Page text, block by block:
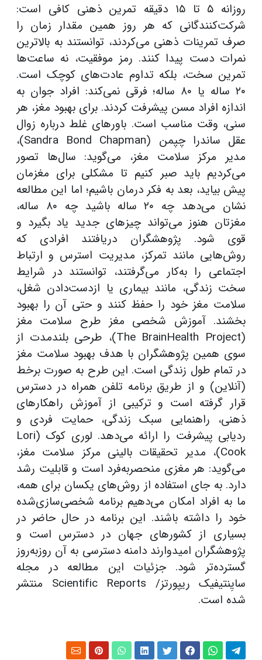
روزانه ۵ تا ۱۵ دقیقه تمرین ذهنی کافی است:
شرکت‌کنندگانی که هر روز همین مقدار زمان را
صرف تمرینات ذهنی می‌کردند، توانستند به بالاترین
نمرات دست پیدا کنند. رمز موفقیت، نه ساعت‌ها
تمرین سخت، بلکه تداوم عادت‌های کوچک است.
۲۰ ساله یا ۸۰ ساله؛ فرقی نمی‌کند: افراد جوان به
اندازه افراد مسن پیشرفت کردند. برای بهبود مغز، هر
سنی، وقت مناسب است. باورهای غلط درباره زوال
عقل ساندرا چپمن (Sandra Bond Chapman)،
مدیر مرکز سلامت مغز، می‌گوید: سال‌ها تصور
می‌کردیم باید صبر کنیم تا مشکلی برای مغزمان
پیش بیاید، بعد به فکر درمان باشیم؛ اما این مطالعه
نشان می‌دهد چه ۲۰ ساله باشید چه ۸۰ ساله،
مغزتان هنوز می‌تواند چیزهای جدید یاد بگیرد و
قوی شود. پژوهشگران دریافتند افرادی که
روش‌هایی مانند تمرکز، مدیریت استرس و ارتباط
اجتماعی را به‌کار می‌گرفتند، توانستند در شرایط
سخت زندگی، مانند بیماری یا ازدست‌دادن شغل،
سلامت مغز خود را حفظ کنند و حتی آن را بهبود
بخشند. آموزش شخصی مغز طرح سلامت مغز
(The BrainHealth Project)، طرحی بلندمدت از
سوی همین پژوهشگران با هدف بهبود سلامت مغز
در تمام طول زندگی است. این طرح به صورت برخط
(آنلاین) و از طریق برنامه تلفن همراه در دسترس
قرار گرفته است و ترکیبی از آموزش راهکارهای
ذهنی، راهنمایی سبک زندگی، حمایت فردی و
ردیابی پیشرفت را ارائه می‌دهد. لوری کوک (Lori
Cook)، مدیر تحقیقات بالینی مرکز سلامت مغز،
می‌گوید: هر مغزی منحصربه‌فرد است و قابلیت رشد
دارد. به جای استفاده از روش‌های یکسان برای همه،
ما به افراد امکان می‌دهیم برنامه شخصی‌سازی‌شده
خود را داشته باشند. این برنامه در حال حاضر در
بسیاری از کشورهای جهان در دسترس است و
پژوهشگران امیدوارند دامنه دسترسی به آن روزبه‌روز
گسترده‌تر شود. جزئیات این مطالعه در مجله
سایِنتیفیک ریپورتز/ Scientific Reports منتشر
شده است.